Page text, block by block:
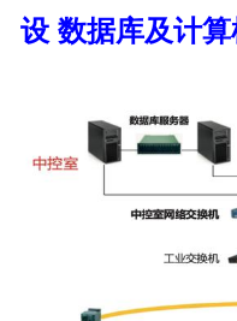
设 数据库及计